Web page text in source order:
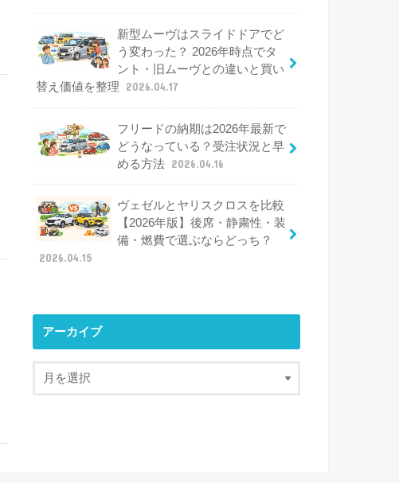
新型ムーヴはスライドドアでど
う変わった？ 2026年時点でタ
ント・旧ムーヴとの違いと買い
替え価値を整理
2026.04.17
フリードの納期は2026年最新で
どうなっている？受注状況と早
める方法 2026.04.16
ヴェゼルとヤリスクロスを比較
【2026年版】後席・静粛性・装
備・燃費で選ぶならどっち？
2026.04.15
アーカイブ